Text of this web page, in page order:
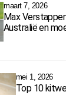
maart 7, 2026
Max
Australië en
mei 1, 2026
Top 10